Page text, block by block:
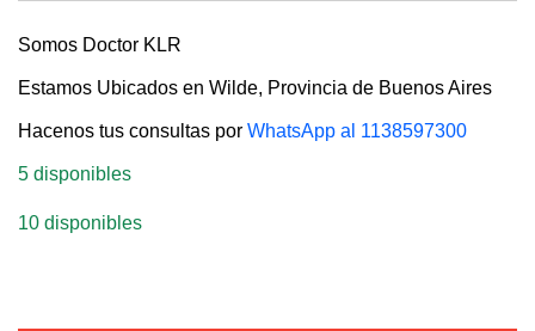
Somos Doctor KLR
Estamos Ubicados en Wilde, Provincia de Buenos Aires
Hacenos tus consultas por WhatsApp al 1138597300
5 disponibles
10 disponibles